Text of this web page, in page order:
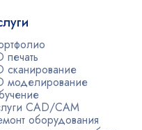
печать
сканирование
моделирование
CAD/CAM
оборудования